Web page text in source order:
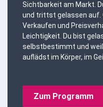
Sichtbarkeit am Markt.
und trittst gelassen auf.
Verkaufen und
Leichtigkeit. Du bist
selbstbestimmt und
auflädst im Körper, im
Zum Programm